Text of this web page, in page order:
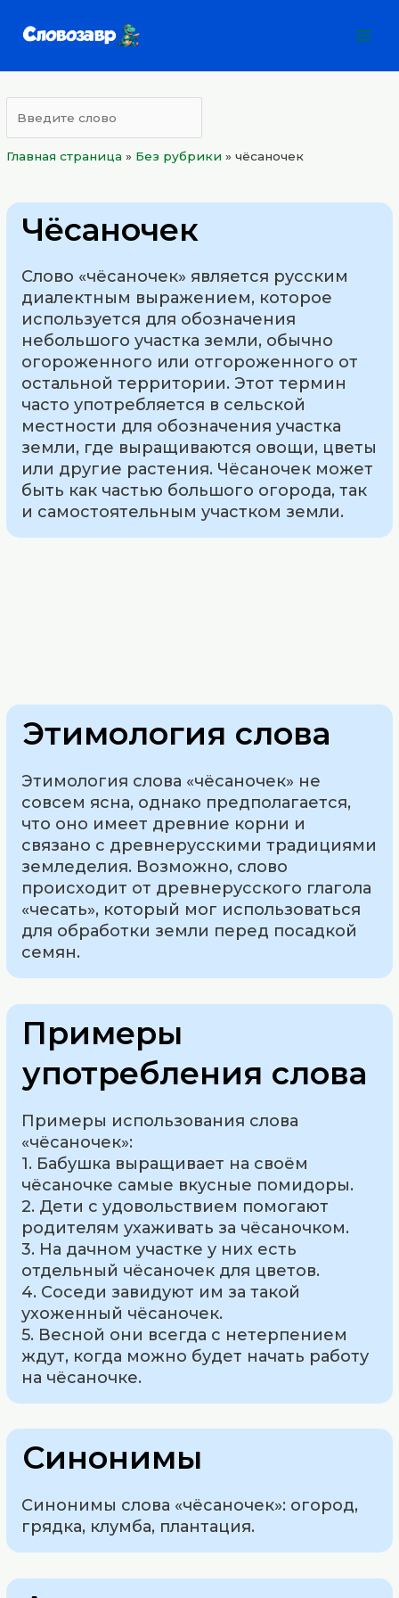
Главная страница » Без рубрики »чёсаночек
Чёсаночек
Слово «чёсаночек» является русским
диалектным выражением, которое
используется для обозначения
небольшого участка земли, обычно
огороженного или отгороженного от
остальной территории. Этот термин
часто употребляется в сельской
местности для обозначения участка
земли, где выращиваются овощи, цветы
или другие растения. Чёсаночек может
быть как частью большого огорода, так
и самостоятельным участком земли.
Этимология слова
Этимология слова «чёсаночек» не
совсем ясна, однако предполагается,
что оно имеет древние корни и
связано с древнерусскими традициями
земледелия. Возможно, слово
происходит от древнерусского глагола
«чесать», который мог использоваться
для обработки земли перед посадкой
семян.
Примеры
употребления слова
Примеры использования слова
«чёсаночек»:
1. Бабушка выращивает на своём
чёсаночке самые вкусные помидоры.
2. Дети с удовольствием помогают
родителям ухаживать за чёсаночком.
3. На дачном участке у них есть
отдельный чёсаночек для цветов.
4. Соседи завидуют им за такой
ухоженный чёсаночек.
5. Весной они всегда с нетерпением
ждут, когда можно будет начать работу
на чёсаночке.
Синонимы
Синонимы слова «чёсаночек»: огород,
грядка, клумба, плантация.